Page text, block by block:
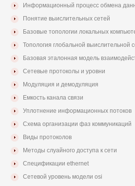
Информационный процесс обмена
Понятие выислительных сетей
Базовые топологии локальных
Топология глобальной выислительной
Базовая эталонная модель
Сетевые протоколы и уровни
Модуляция и демодуляция
Емкость канала связи
Уплотнение информационных потоков
Схема организации фаз коммуникаций
Виды протоколов
Методы слуайного доступа к сети
Спецификации ethernet
Сетевой уровень модели osi